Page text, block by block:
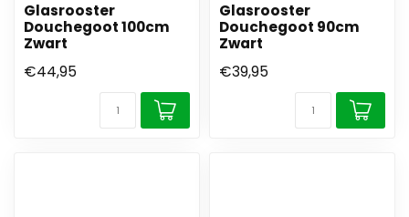
Glasrooster
Douchegoot 100cm
Zwart
€44,95
Glasrooster
Douchegoot 90cm
Zwart
€39,95